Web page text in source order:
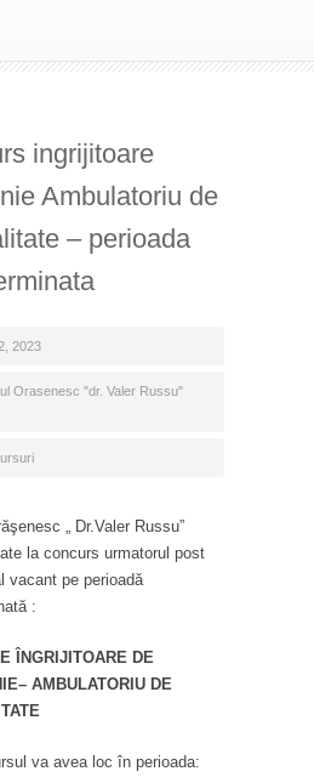
ingrijitoare
Ambulatoriu de
– perioada
2023
Orasenesc "dr. Valer Russu"
„ Dr.Valer Russu”
la concurs urmatorul post
vacant pe perioadă
:
ÎNGRIJITOARE DE
AMBULATORIU DE
va avea loc în perioada: